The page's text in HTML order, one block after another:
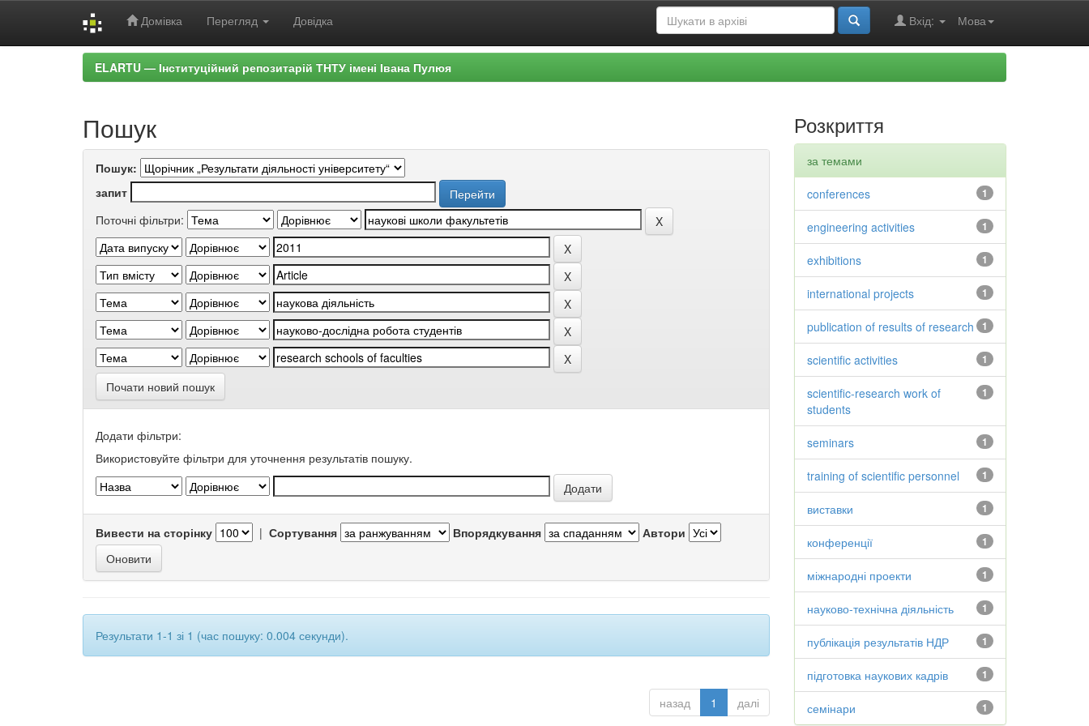
Домівка Перегляд Довідка Мова
Вхід:
ELARTU — Інституційний репозитарій ТНТУ імені Івана Пулюя
Пошук
Пошук:
запит
Поточні фільтри:
Почати новий пошук
Додати фільтри:
Використовуйте фільтри для уточнення результатів пошуку.
Вивести на сторінку | Сортування Впорядкування Автори
Результати 1-1 зі 1 (час пошуку: 0.004 секунди).
назад 1 далі
Розкриття
за темами
1
conferences
1
engineering activities
1
exhibitions
1
international projects
1
publication of results of research
1
scientific activities
1
scientific-research work of
students
1
seminars
1
training of scientific personnel
1
виставки
1
конференції
1
міжнародні проекти
1
науково-технічна діяльність
1
публікація результатів НДР
1
підготовка наукових кадрів
1
семінари